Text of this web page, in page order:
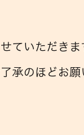
ていただきま
承のほどお願